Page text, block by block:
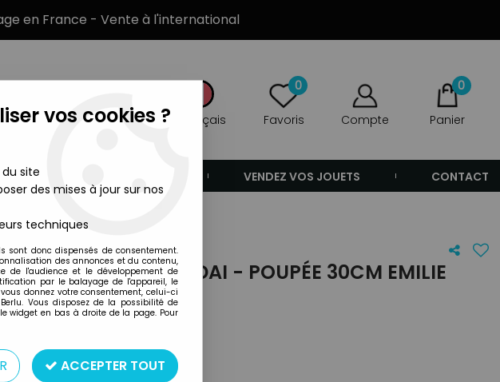
en France - Vente à l'international
Français
0
Favoris Compte
0
Panier
VENDEZ VOS JOUETS CONTACT
DORÉMI - BANDAI - POUPÉE 30CM EMILIE
REF37176
: plastique et tissus
30cm
vos cookies ?
site
des mises à jour sur nos
techniques
sont donc dispensés de consentement.
des annonces et du contenu,
de l'audience et le développement de
par le balayage de l'appareil, le
donnez votre consentement, celui-ci
Vous disposez de la possibilité de
widget en bas à droite de la page. Pour
ACCEPTER TOUT